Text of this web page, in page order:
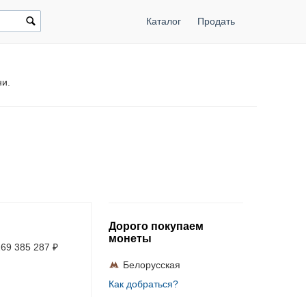
Каталог Продать
385 287 ₽
Дорого покупаем
монеты
Белорусская
Как добраться?